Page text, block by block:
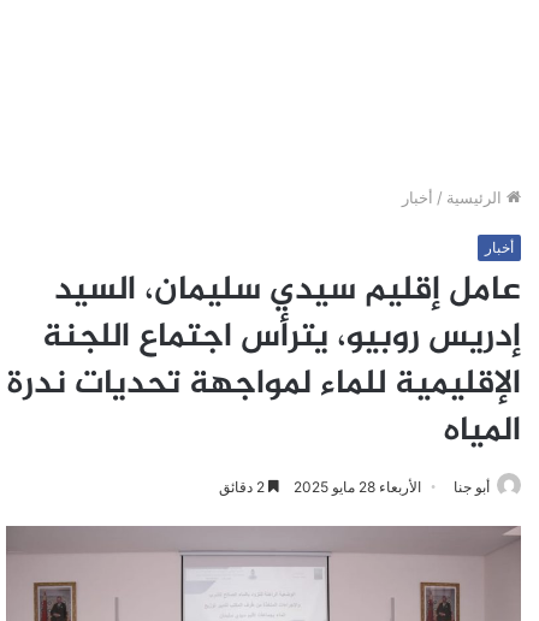
الرئيسية / أخبار
أخبار
عامل إقليم سيدي سليمان، السيد
إدريس روبيو، يترأس اجتماع اللجنة
الإقليمية للماء لمواجهة تحديات ندرة
المياه
أبو جنا الأربعاء 28 مايو 2025